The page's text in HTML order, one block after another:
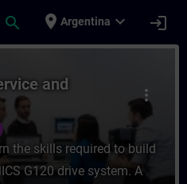
search place Argentina expand_more login
- Service and
more_vert
and
the skills required to build
G120 drive system. A